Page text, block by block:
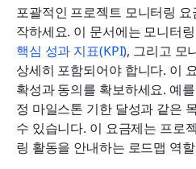
포괄적인 프로젝트 모니터링
핵심 성과 지표(KPI), 그리고 모
상세히 포함되어야 합니다. 이
확성과 동의를 확보하세요. 예
정 마일스톤 기한 달성과 같은
수 있습니다. 이 요금제는 프로
링 활동을 안내하는 로드맵 역